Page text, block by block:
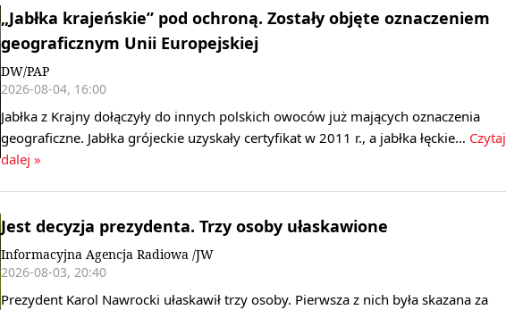
„Jabłka krajeńskie” pod ochroną. Zostały objęte oznaczeniem
geograficznym Unii Europejskiej
DW/PAP
2026-08-04, 16:00
Jabłka z Krajny dołączyły do innych polskich owoców już mających oznaczenia
geograficzne. Jabłka grójeckie uzyskały certyfikat w 2011 r., a jabłka łęckie… Czytaj
dalej »
Jest decyzja prezydenta. Trzy osoby ułaskawione
Informacyjna Agencja Radiowa /JW
2026-08-03, 20:40
Prezydent Karol Nawrocki ułaskawił trzy osoby. Pierwsza z nich była skazana za